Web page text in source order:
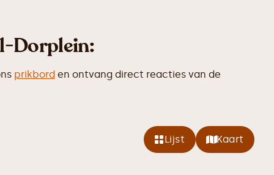
Dorplein:
prikbord en ontvang direct reacties van de
Lijst Kaart